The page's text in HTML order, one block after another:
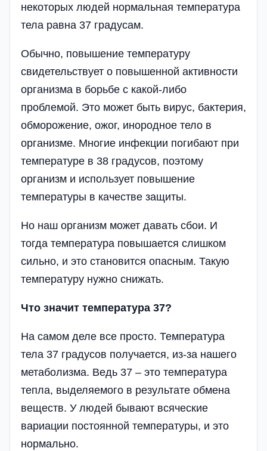
некоторых людей нормальная температура
тела равна 37 градусам.
Обычно, повышение температуру
свидетельствует о повышенной активности
организма в борьбе с какой-либо
проблемой. Это может быть вирус, бактерия,
обморожение, ожог, инородное тело в
организме. Многие инфекции погибают при
температуре в 38 градусов, поэтому
организм и использует повышение
температуры в качестве защиты.
Но наш организм может давать сбои. И
тогда температура повышается слишком
сильно, и это становится опасным. Такую
температуру нужно снижать.
Что значит температура 37?
На самом деле все просто. Температура
тела 37 градусов получается, из-за нашего
метаболизма. Ведь 37 – это температура
тепла, выделяемого в результате обмена
веществ. У людей бывают всяческие
вариации постоянной температуры, и это
нормально.